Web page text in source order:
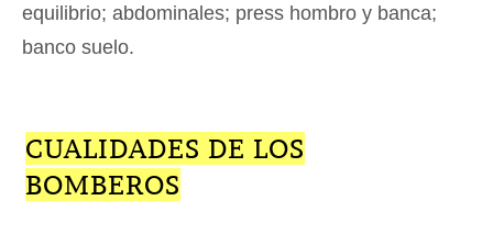
equilibrio; abdominales; press hombro y banca;
banco suelo.
CUALIDADES DE LOS
BOMBEROS